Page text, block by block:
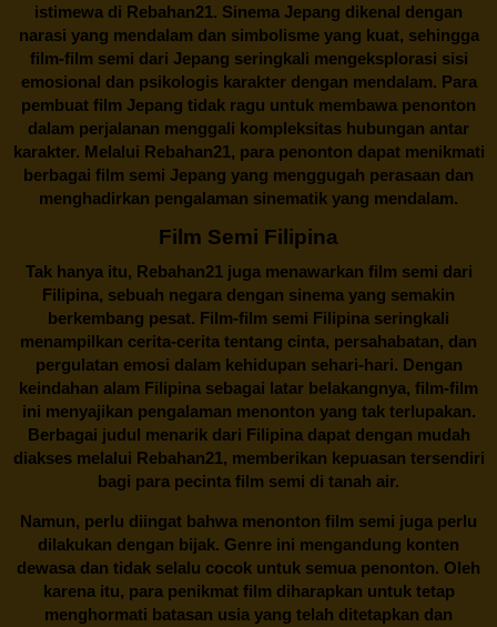
istimewa di Rebahan21. Sinema Jepang dikenal dengan
narasi yang mendalam dan simbolisme yang kuat, sehingga
film-film semi dari Jepang seringkali mengeksplorasi sisi
emosional dan psikologis karakter dengan mendalam. Para
pembuat film Jepang tidak ragu untuk membawa penonton
dalam perjalanan menggali kompleksitas hubungan antar
karakter. Melalui Rebahan21, para penonton dapat menikmati
berbagai film semi Jepang yang menggugah perasaan dan
menghadirkan pengalaman sinematik yang mendalam.
Film Semi Filipina
Tak hanya itu, Rebahan21juga menawarkan film semi dari
Filipina, sebuah negara dengan sinema yang semakin
berkembang pesat. Film-film semi Filipina seringkali
menampilkan cerita-cerita tentang cinta, persahabatan, dan
pergulatan emosi dalam kehidupan sehari-hari. Dengan
keindahan alam Filipina sebagai latar belakangnya, film-film
ini menyajikan pengalaman menonton yang tak terlupakan.
Berbagai judul menarik dari Filipina dapat dengan mudah
diakses melalui Rebahan21, memberikan kepuasan tersendiri
bagi para pecinta film semi di tanah air.
Namun, perlu diingat bahwa menonton film semi juga perlu
dilakukan dengan bijak. Genre ini mengandung konten
dewasa dan tidak selalu cocok untuk semua penonton. Oleh
karena itu, para penikmat film diharapkan untuk tetap
menghormati batasan usia yang telah ditetapkan dan